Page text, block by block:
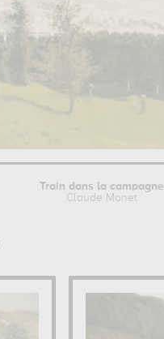
Train dans la campagne
Claude Monet